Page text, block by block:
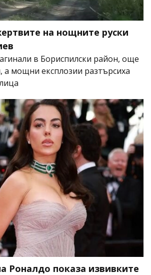
на нощните руски
в Бориспилски район, още
а мощни експлозии разтърсиха
Роналдо показа извивките